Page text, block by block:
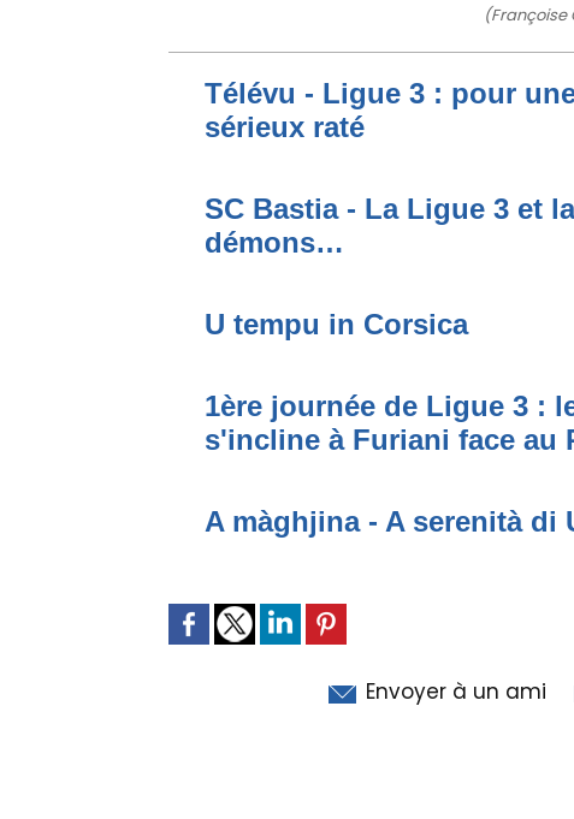
(Françoise
Télévu - Ligue 3 : pour
sérieux raté
SC Bastia - La Ligue 3 et
démons…
U tempu in Corsica
1ère journée de Ligue 3 :
s'incline à Furiani face au
A màghjina - A serenità di
Envoyer à un ami